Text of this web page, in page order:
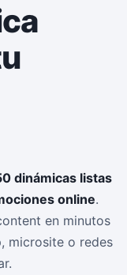
dinámicas listas
online.
en minutos
microsite o redes